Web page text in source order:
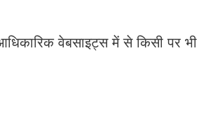
वेबसाइट्स में से किसी पर भी